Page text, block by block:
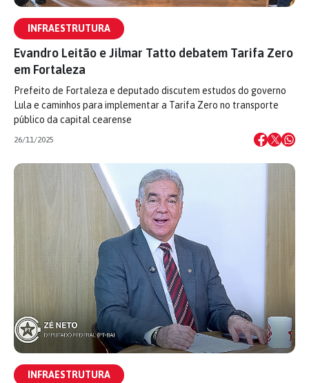
INFRAESTRUTURA
Evandro Leitão e Jilmar Tatto debatem Tarifa Zero
em Fortaleza
Prefeito de Fortaleza e deputado discutem estudos do governo
Lula e caminhos para implementar a Tarifa Zero no transporte
público da capital cearense
26/11/2025
INFRAESTRUTURA